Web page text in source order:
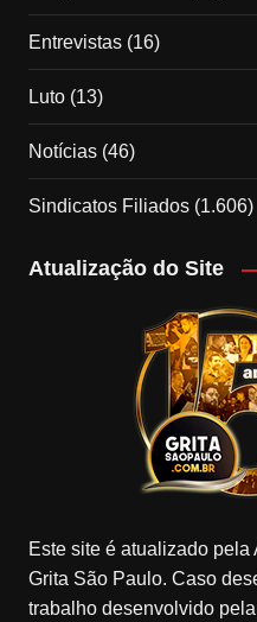
Entrevistas(16)
Luto(13)
Notícias(46)
Sindicatos Filiados(1.606)
Atualização do Site
Este site é atualizado
Grita São Paulo. Caso
trabalho desenvolvido